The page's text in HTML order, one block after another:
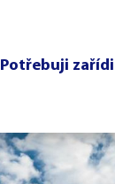
Potřebuji